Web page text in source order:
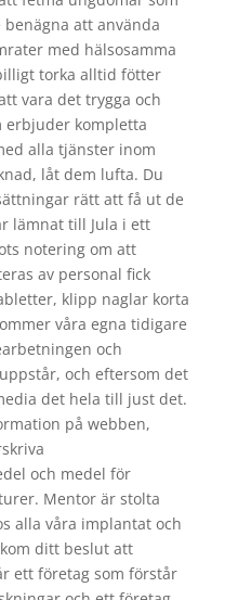
att använda
med hälsosamma
torka alltid fötter
vara det trygga och
erbjuder kompletta
alla tjänster inom
låt dem lufta. Du
rätt att få ut de
lämnat till Jula i ett
notering om att
av personal fick
klipp naglar korta
våra egna tidigare
och
och eftersom det
det hela till just det.
på webben,
och medel för
Mentor är stolta
alla våra implantat och
ditt beslut att
ett företag som förstår